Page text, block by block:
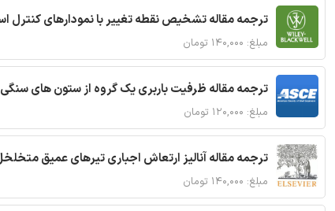
ترجمه مقاله تشخیص نقطه تغییر با نمودارهای کنترل
مبلغ: ۱۴۰,۰۰۰ تومان
ترجمه مقاله ظرفیت باربری یک گروه از ستون های
مبلغ: ۱۲۰,۰۰۰ تومان
ترجمه مقاله آنالیز ارتعاش اجباری تیرهای عمیق
مبلغ: ۱۴۰,۰۰۰ تومان